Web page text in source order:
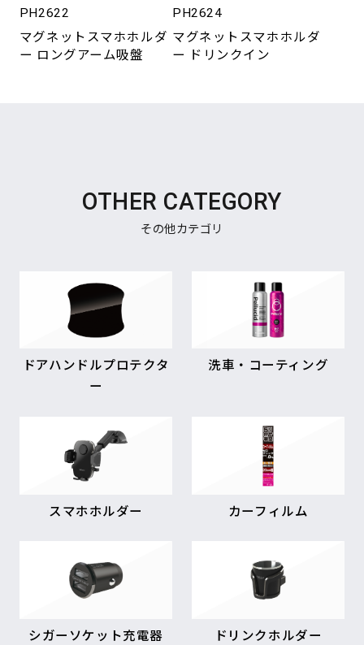
PH2622
マグネットスマホホルダ
ー ロングアーム吸盤
PH2624
マグネットスマホホルダ
ー ドリンクイン
OTHER CATEGORY
その他カテゴリ
ドアハンドルプロテクタ
ー
洗車・コーティング
スマホホルダー カーフィルム
シガーソケット充電器 ドリンクホルダー